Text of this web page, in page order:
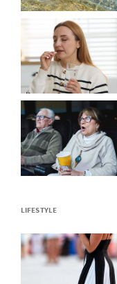
LIFESTYLE